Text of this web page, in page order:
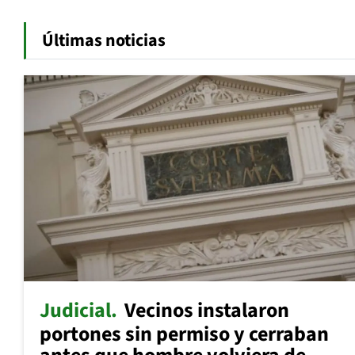
Últimas noticias
Judicial Vecinos instalaron
portones sin permiso y cerraban